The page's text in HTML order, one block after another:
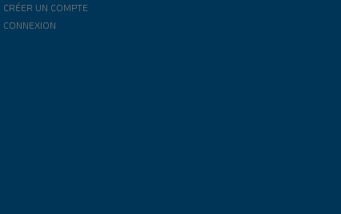
CRÉER UN COMPTE
CONNEXION